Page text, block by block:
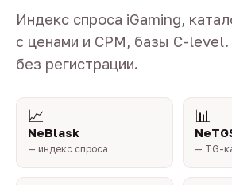
Индекс спроса iGaming,
с ценами и CPM, базы C-
без регистрации.
📈
NeBlask
— индекс спроса
📊
— TG-